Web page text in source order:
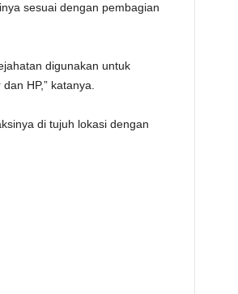
sesuai dengan pembagian
digunakan untuk
HP,” katanya.
di tujuh lokasi dengan